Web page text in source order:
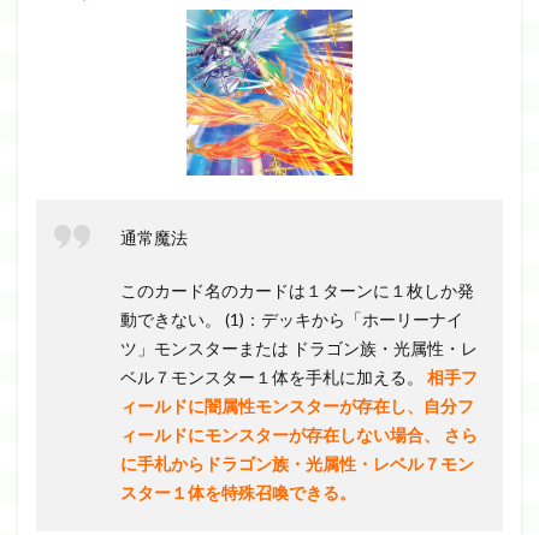
通常魔法
このカード名のカードは１ターンに１枚しか発
動できない。 (1)：デッキから「ホーリーナイ
ツ」モンスターまたは ドラゴン族・光属性・レ
ベル７モンスター１体を手札に加える。
相手フ
ィールドに闇属性モンスターが存在し、自分フ
ィールドにモンスターが存在しない場合、 さら
に手札からドラゴン族・光属性・レベル７モン
スター１体を特殊召喚できる。